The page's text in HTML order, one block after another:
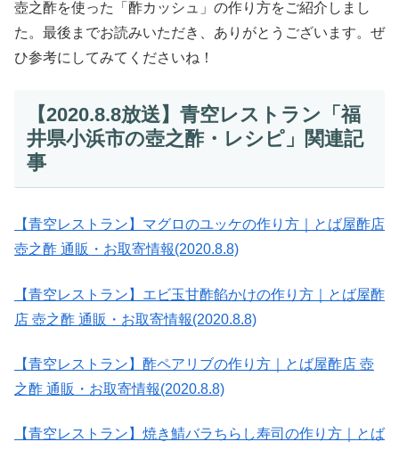
壺之酢を使った「酢カッシュ」の作り方をご紹介しまし
た。最後までお読みいただき、ありがとうございます。ぜ
ひ参考にしてみてくださいね！
【2020.8.8放送】青空レストラン「福
井県小浜市の壺之酢・レシピ」関連記
事
【青空レストラン】マグロのユッケの作り方｜とば屋酢店
壺之酢 通販・お取寄情報(2020.8.8)
【青空レストラン】エビ玉甘酢餡かけの作り方｜とば屋酢
店 壺之酢 通販・お取寄情報(2020.8.8)
【青空レストラン】酢ペアリブの作り方｜とば屋酢店 壺
之酢 通販・お取寄情報(2020.8.8)
【青空レストラン】焼き鯖バラちらし寿司の作り方｜とば